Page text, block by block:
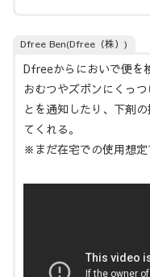
Dfree Ben(Dfree（株）)
Dfreeからにおいで便を
おむつやズボンにくっ
とを通知したり、下剤
てくれる。
※まだ在宅での使用想